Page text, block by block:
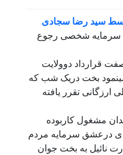
سید رضا سجادی
سرمایه شخصی رجوع
قرارداد دوولایت
بخت دریک شب که
ارزگانی تقرر یافته
مشغول کاربوده
درعشق سرمایه مردم
نائیل به بخت جوان